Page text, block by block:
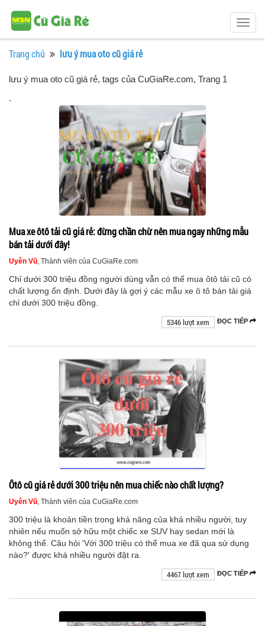
Trang chủ lưu ý mua oto cũ giá rẻ
lưu ý mua oto cũ giá rẻ, tags của CuGiaRe.com, Trang 1
.
Mua xe ôtô tải cũ giá rẻ: đừng chần chừ nên mua ngay những mẫu
bán tải dưới đây!
Uyên Vũ, Thành viên của CuGiaRe.com
Chỉ dưới 300 triệu đồng người dùng vẫn có thể mua ôtô tải cũ có
chất lượng ổn định. Dưới đây là gợi ý các mẫu xe ô tô bán tải giá
chỉ dưới 300 triệu đồng.
ĐỌC TIẾP
5346 lượt xem
Ôtô cũ giá rẻ dưới 300 triệu nên mua chiếc nào chất lượng?
Uyên Vũ, Thành viên của CuGiaRe.com
300 triệu là khoản tiền trong khả năng của khá nhiều người, tuy
nhiên nếu muốn sở hữu một chiếc xe SUV hay sedan mới là
không thể. Câu hỏi 'Với 300 triệu có thể mua xe đã qua sử dụng
nào?' được khá nhiều người đặt ra.
ĐỌC TIẾP
4467 lượt xem